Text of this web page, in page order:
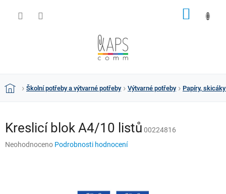
DomůŠkolní potřeby a výtvarné potřeby Výtvarné potřeby Papíry,
Kreslicí blok A4/10 listů 00224816
Průměrné
Neohodnoceno Podrobnosti hodnocení